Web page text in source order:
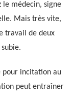
le médecin, signe
Mais très vite,
travail de deux
pour incitation au
peut entraîner